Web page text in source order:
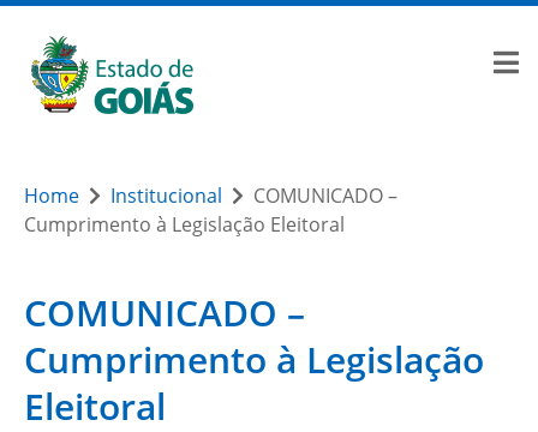
Home Institucional
COMUNICADO –
Cumprimento à Legislação Eleitoral
COMUNICADO –
Cumprimento à Legislação
Eleitoral